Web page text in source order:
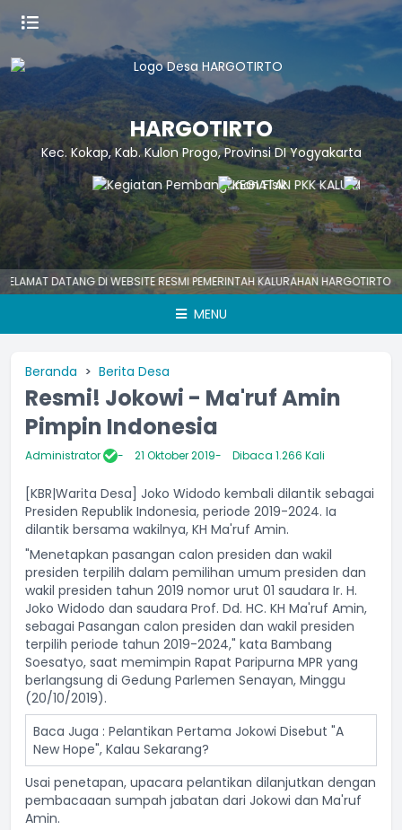
HARGOTIRTO
Kec. Kokap, Kab. Kulon Progo, Provinsi DI Yogyakarta
DATANG DI WEBSITE RESMI PEMERINTAH KALURAHAN HARGOTIRTO
MENU
Beranda Berita Desa
Resmi! Jokowi - Ma'ruf Amin
Pimpin Indonesia
Administrator 21 Oktober 2019 Dibaca 1.266 Kali
[KBR|Warita Desa] Joko Widodo kembali dilantik sebagai
Presiden Republik Indonesia, periode 2019-2024. Ia
dilantik bersama wakilnya, KH Ma'ruf Amin.
"Menetapkan pasangan calon presiden dan wakil
presiden terpilih dalam pemilihan umum presiden dan
wakil presiden tahun 2019 nomor urut 01 saudara Ir. H.
Joko Widodo dan saudara Prof. Dd. HC. KH Ma'ruf Amin,
sebagai Pasangan calon presiden dan wakil presiden
terpilih periode tahun 2019-2024," kata Bambang
Soesatyo, saat memimpin Rapat Paripurna MPR yang
berlangsung di Gedung Parlemen Senayan, Minggu
(20/10/2019).
Baca Juga : Pelantikan Pertama Jokowi Disebut "A
New Hope", Kalau Sekarang?
Usai penetapan, upacara pelantikan dilanjutkan dengan
pembacaaan sumpah jabatan dari Jokowi dan Ma'ruf
Amin.